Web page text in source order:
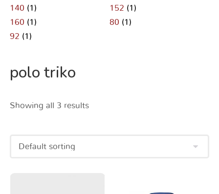
140 (1) 152 (1)
160 (1) 80 (1)
92 (1)
polo triko
Showing all 3 results